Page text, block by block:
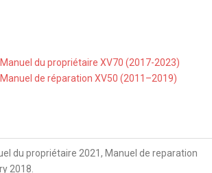
du propriétaire XV70 (2017-2023)
de réparation XV50 (2011–2019)
du propriétaire 2021, Manuel de reparation
2018.